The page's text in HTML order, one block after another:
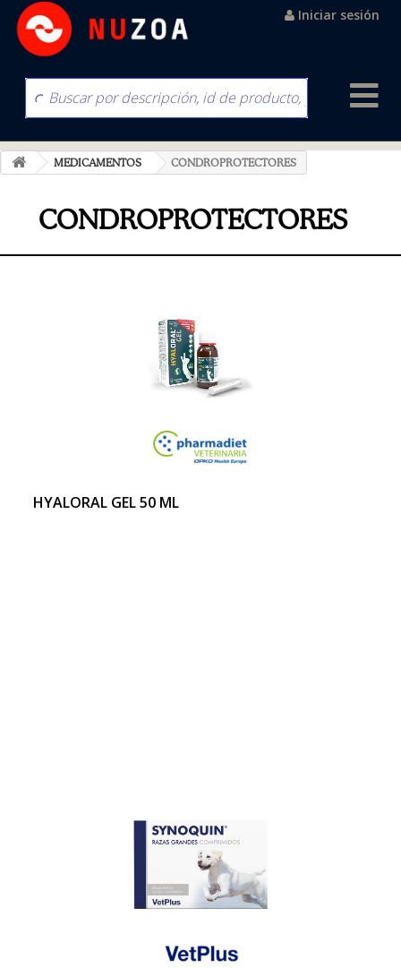
Iniciar sesión
MEDICAMENTOS CONDROPROTECTORES
CONDROPROTECTORES
HYALORAL GEL 50 ML